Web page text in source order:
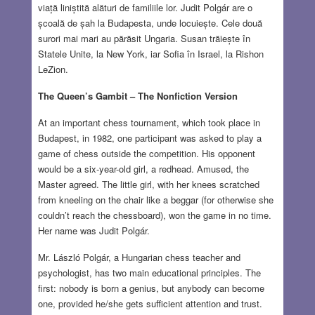
viață liniștită alături de familiile lor. Judit Polgár are o
școală de șah la Budapesta, unde locuiește. Cele două
surori mai mari au părăsit Ungaria. Susan trăiește în
Statele Unite, la New York, iar Sofia în Israel, la Rishon
LeZion.
The Queen’s Gambit – The Nonfiction Version
At an important chess tournament, which took place in
Budapest, in 1982, one participant was asked to play a
game of chess outside the competition. His opponent
would be a six-year-old girl, a redhead. Amused, the
Master agreed. The little girl, with her knees scratched
from kneeling on the chair like a beggar (for otherwise she
couldn’t reach the chessboard), won the game in no time.
Her name was Judit Polgár.
Mr. László Polgár, a Hungarian chess teacher and
psychologist, has two main educational principles. The
first: nobody is born a genius, but anybody can become
one, provided he/she gets sufficient attention and trust.